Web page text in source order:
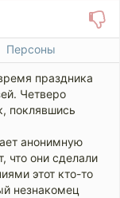
Персоны
праздника
Четверо
поклявшись
анонимную
что они сделали
этот кто-то
незнакомец